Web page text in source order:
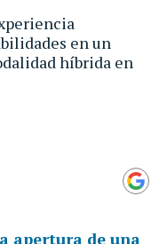
en un
híbrida en
apertura de una